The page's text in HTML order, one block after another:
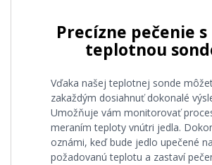
Precízne pečenie s
teplotnou
Vďaka našej teplotnej sonde
zakaždým dosiahnuť dokonalé
Umožňuje vám monitorovať
meraním teploty vnútri jedla.
oznámi, keď bude jedlo upečené na
požadovanú teplotu a zastaví